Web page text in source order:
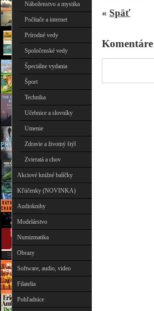
Náboženstvo a mystika
Počítače a internet
Prírodné vedy
Spoločenské vedy
Špeciálne vydania
Šport
Technika
Učebnice a slovníky
Umenie
Zdravie a životný štýl
Zvieratá a chov
Akciové knižné balíčky
Kľúčenky (NOVINKA)
Audioknihy
Modelárstvo
Numizmatika
Obrazy
Software, audio, video
Filatelia
Pohľadnice
« Späť